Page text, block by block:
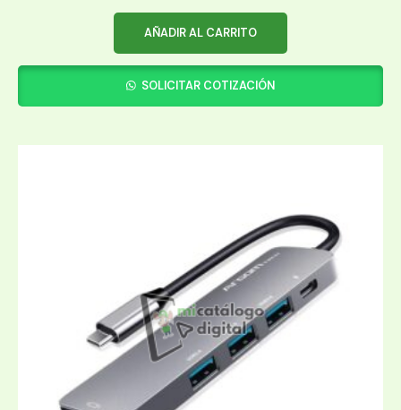
AÑADIR AL CARRITO
SOLICITAR COTIZACIÓN